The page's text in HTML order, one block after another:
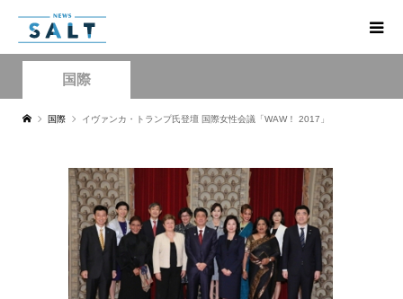
国際
国際 イヴァンカ・トランプ氏登壇 国際女性会議「WAW！ 2017」